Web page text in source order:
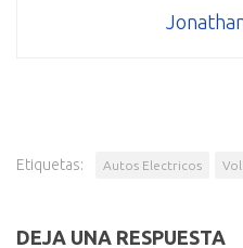
Etiquetas: Autos Electricos
DEJA UNA RESPUESTA